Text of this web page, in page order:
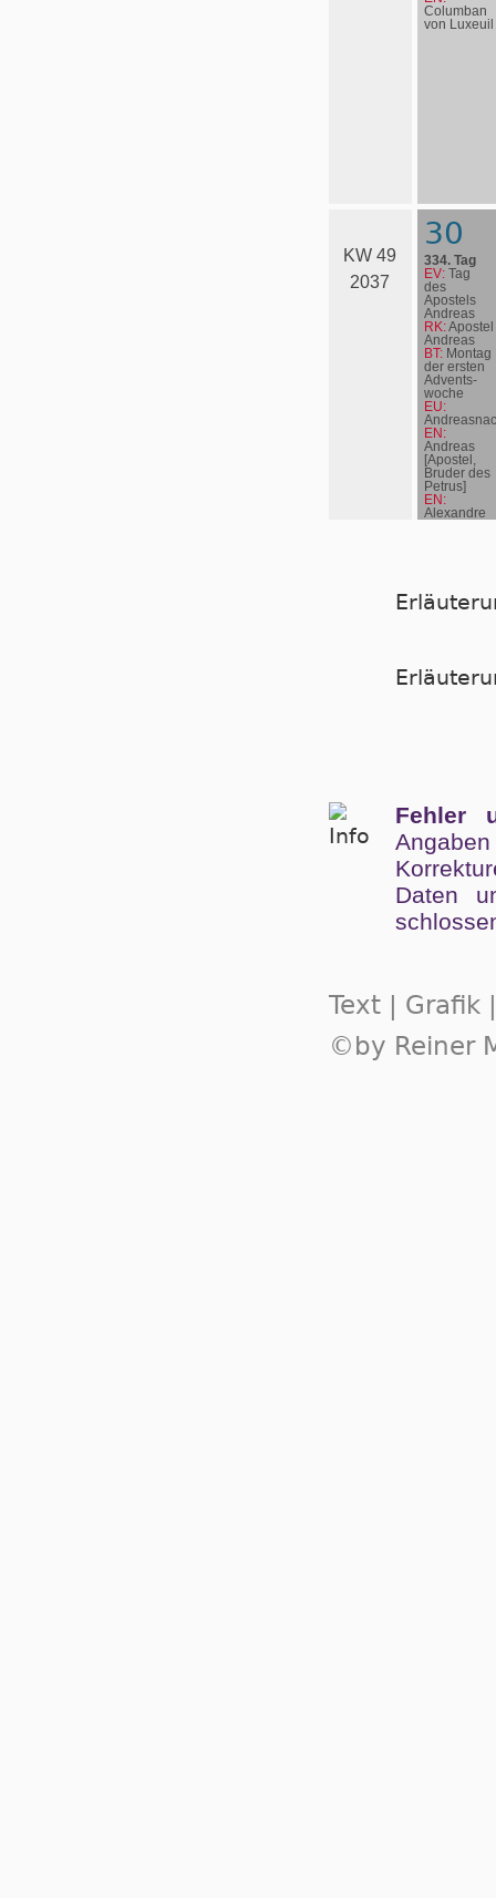
Columban
von Luxeuil
KW 49
2037
30
334. Tag
EV: Tag
des
Apostels
Andreas
RK:Apostel
Andreas
BT: Montag
der ersten
Advents­
woche
EU:
EN:
Andreas
[Apostel,
Bruder des
Petrus]
EN:
Alexandre
Fehler
Angaben
Da­ten
Text | Grafik
©by Reiner